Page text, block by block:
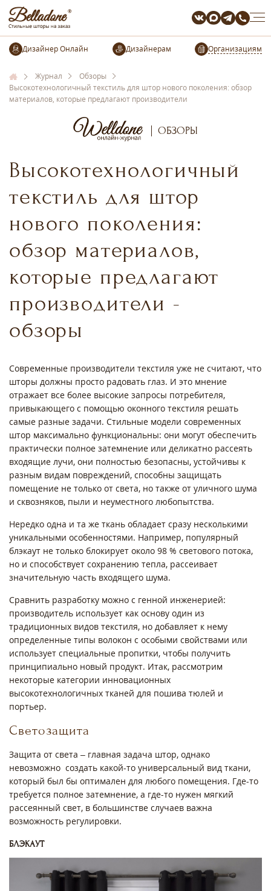
Организациям
Журнал
Обзоры
Высокотехнологичный текстиль для штор нового поколения: обзор
материалов, которые предлагают производители
ОБЗОРЫ
Высокотехнологичный
текстиль для штор
нового поколения:
обзор материалов,
которые предлагают
производители -
обзоры
Современные производители текстиля уже не считают, что
шторы должны просто радовать глаз. И это мнение
отражает все более высокие запросы потребителя,
привыкающего с помощью оконного текстиля решать
самые разные задачи. Стильные модели современных
штор максимально функциональны: они могут обеспечить
практически полное затемнение или деликатно рассеять
входящие лучи, они полностью безопасны, устойчивы к
разным видам повреждений, способны защищать
помещение не только от света, но также от уличного шума
и сквозняков, пыли и неуместного любопытства.
Нередко одна и та же ткань обладает сразу несколькими
уникальными особенностями. Например, популярный
блэкаут не только блокирует около 98 % светового потока,
но и способствует сохранению тепла, рассеивает
значительную часть входящего шума.
Сравнить разработку можно с генной инженерией:
производитель использует как основу один из
традиционных видов текстиля, но добавляет к нему
определенные типы волокон с особыми свойствами или
использует специальные пропитки, чтобы получить
принципиально новый продукт. Итак, рассмотрим
некоторые категории инновационных
высокотехнологичных тканей для пошива тюлей и
портьер.
Светозащита
Защита от света – главная задача штор, однако
невозможно создать какой-то универсальный вид ткани,
который был бы оптимален для любого помещения. Где-то
требуется полное затемнение, а где-то нужен мягкий
рассеянный свет, в большинстве случаев важна
возможность регулировки.
БЛЭКАУТ